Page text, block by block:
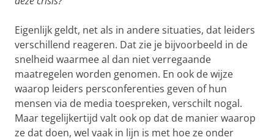
Eigenlijk geldt, net als in andere situaties, dat leiders
verschillend reageren. Dat zie je bijvoorbeeld in de
snelheid waarmee al dan niet verregaande
maatregelen worden genomen. En ook de wijze
waarop leiders persconferenties geven of hun
mensen via de media toespreken, verschilt nogal.
Maar tegelijkertijd valt ook op dat de manier waarop
ze dat doen, wel vaak in lijn is met hoe ze onder